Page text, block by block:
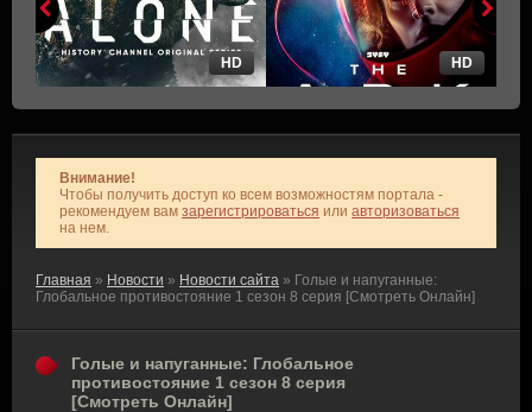
HD HD
Внимание!
Чтобы получить доступ ко всем возможностям портала -
рекомендуем вам зарегистрироваться или авторизоваться
на нем.
Главная » Новости » Новости сайта » Голые и напуганные:
Глобальное противостояние 1 сезон 8 серия [Смотреть Онлайн]
Голые и напуганные: Глобальное
противостояние 1 сезон 8 серия
[Смотреть Онлайн]